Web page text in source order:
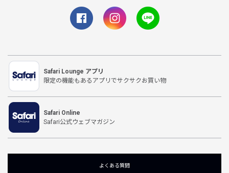
Safari Lounge アプリ
限定の機能もあるアプリでサクサクお買い物
Safari Online
Safari公式ウェブマガジン
よくある質問